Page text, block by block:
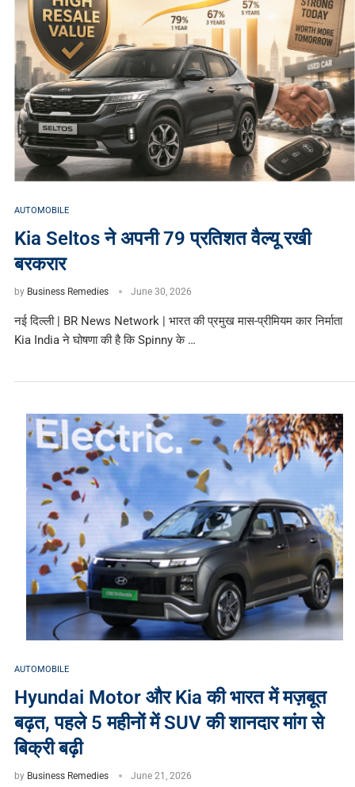
AUTOMOBILE
Kia Seltos ने अपनी 79 प्रतिशत वैल्यू रखी
बरकरार
by Business Remedies June 30, 2026
नई दिल्ली | BR News Network | भारत की प्रमुख मास-प्रीमियम कार निर्माता
Kia India ने घोषणा की है कि Spinny के …
AUTOMOBILE
Hyundai Motor और Kia की भारत में मज़बूत
बढ़त, पहले 5 महीनों में SUV की शानदार मांग से
बिक्री बढ़ी
by Business Remedies June 21, 2026